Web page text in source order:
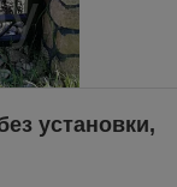
установки,